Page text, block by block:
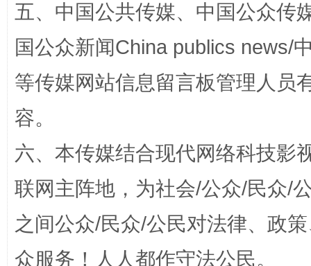
招工难、用工荒背后
五、中国公共传媒、中国公众传
国公众新闻China publics news/
等传媒网站信息留言板管理人员
容。
六、本传媒结合现代网络科技影
联网主阵地，为社会/公众/民众/
之间公众/民众/公民对法律、政
众服务！人人都作守法公民。